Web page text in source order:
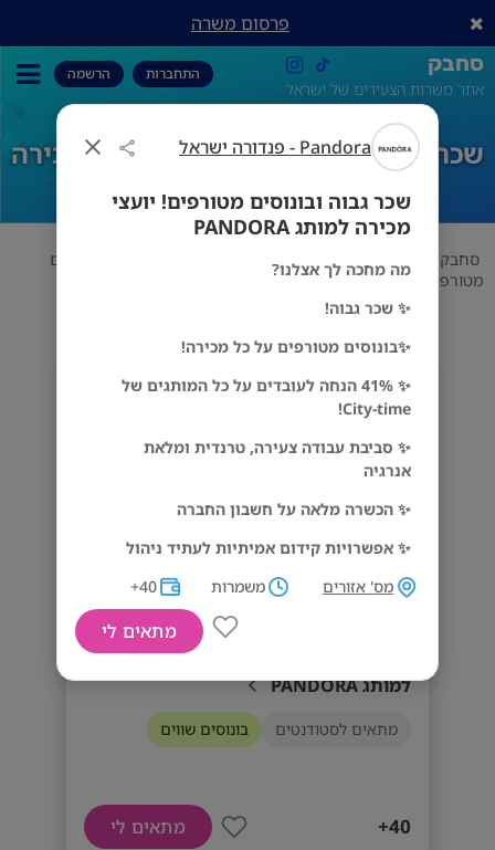
Pandora - פנדורה ישראל
שכר גבוה ובונוסים מטורפים! יועצי
מכירה למותג PANDORA
מה מחכה לך אצלנו?
✨ שכר גבוה!
✨בונוסים מטורפים על כל מכירה!
✨ 41% הנחה לעובדים על כל המותגים של
City-time!
✨ סביבת עבודה צעירה, טרנדית ומלאת
אנרגיה
✨ הכשרה מלאה על חשבון החברה
✨ אפשרויות קידום אמיתיות לעתיד ניהול
דרישות המשרה
✅ זמינות לעבודה במשמרות
מס' אזורים משמרות 40+
מתאים לי
פרסום משרה
סחבק
אתר משרות הצעירים של ישראל
התחברות הרשמה
שכר גבוה ובונוסים מטורפים! יועצי מכירה
למותג PANDORA
סחבק Pandora - פנדורה ישראל
שכר גבוה ובונוסים
מטורפים! יועצי מכירה למותג PANDORA
Pandora - פנדורה ישראל
מס' אזורים
שכר גבוה ובונוסים מטורפים! יועצי מכירה
למותג PANDORA
מתאים לסטודנטים בונוסים שווים
40+ מתאים לי